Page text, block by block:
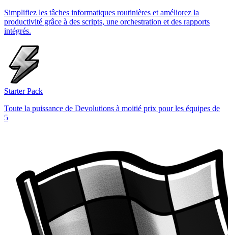
Simplifiez les tâches informatiques routinières et améliorez la
productivité grâce à des scripts, une orchestration et des rapports
intégrés.
Starter Pack
Toute la puissance de Devolutions à moitié prix pour les équipes de
5